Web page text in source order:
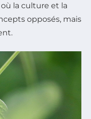
la culture et la
opposés, mais